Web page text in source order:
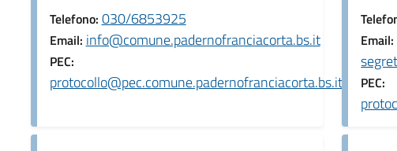
Telefono: 030/6853925
Email: info@comune.padernofranciacorta.bs.it
PEC:
protocollo@pec.comune.padernofranciacorta.bs.it
Email:
PEC: